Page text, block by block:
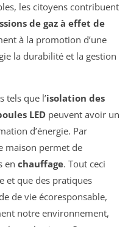
les citoyens contribuent
de gaz à effet de
à la promotion d’une
la durabilité et la gestion
tels que l’isolation des
LED peuvent avoir un
d’énergie. Par
maison permet de
en chauffage. Tout ceci
et que des pratiques
de vie écoresponsable,
notre environnement,